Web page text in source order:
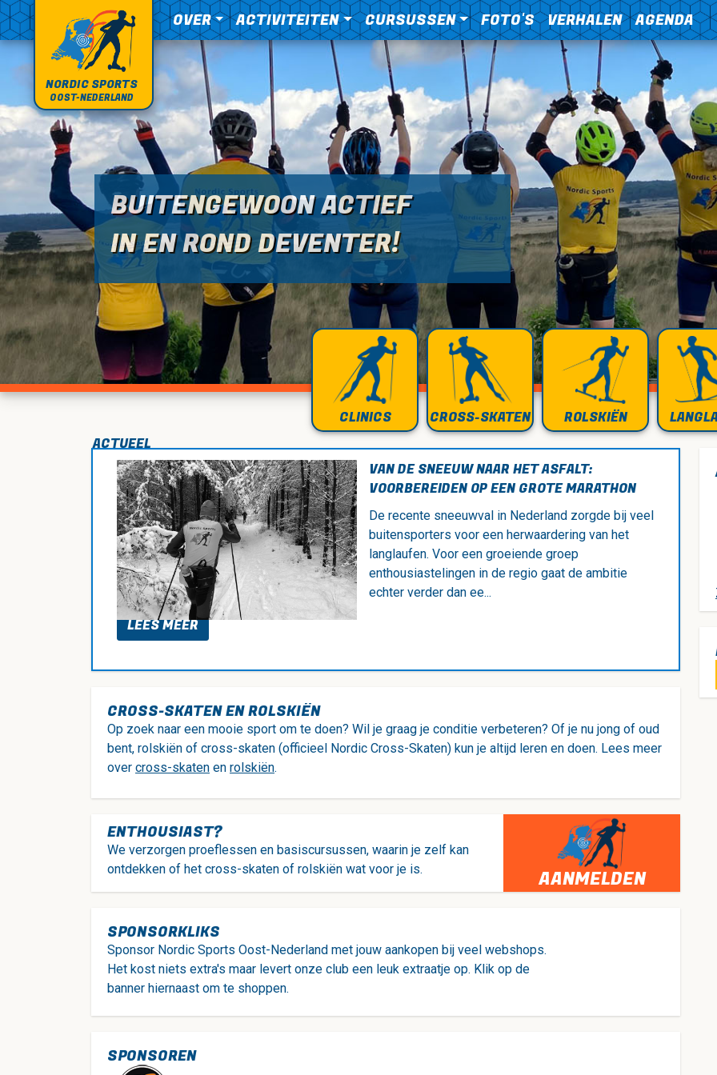
NORDIC SPORTS
OOST-NEDERLAND
OVER ACTIVITEITEN CURSUSSEN FOTO'S VERHALEN AGENDA
BUITENGEWOON ACTIEF
IN EN ROND DEVENTER!
CLINICS CROSS-SKATEN ROLSKIËN
ACTUEEL
VAN DE SNEEUW NAAR HET ASFALT:
VOORBEREIDEN OP EEN GROTE MARATHON
De recente sneeuwval in Nederland zorgde bij veel
buitensporters voor een herwaardering van het
langlaufen. Voor een groeiende groep
enthousiastelingen in de regio gaat de ambitie
echter verder dan ee...
LEES MEER
CROSS-SKATEN EN ROLSKIËN
Op zoek naar een mooie sport om te doen? Wil je graag je conditie verbeteren? Of je nu jong of oud
bent, rolskiën of cross-skaten (officieel Nordic Cross-Skaten) kun je altijd leren en doen. Lees meer
over cross-skaten en rolskiën.
ENTHOUSIAST?
We verzorgen proeflessen en basiscursussen, waarin je zelf kan
ontdekken of het cross-skaten of rolskiën wat voor je is.
AANMELDEN
SPONSORKLIKS
Sponsor Nordic Sports Oost-Nederland met jouw aankopen bij veel webshops.
Het kost niets extra's maar levert onze club een leuk extraatje op. Klik op de
banner hiernaast om te shoppen.
SPONSOREN